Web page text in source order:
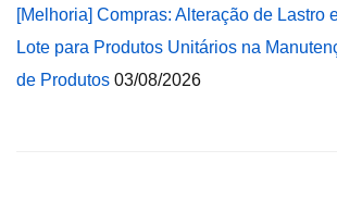
[Melhoria] Compras: Alteração de Lastro
Lote para Produtos Unitários na
de Produtos 03/08/2026